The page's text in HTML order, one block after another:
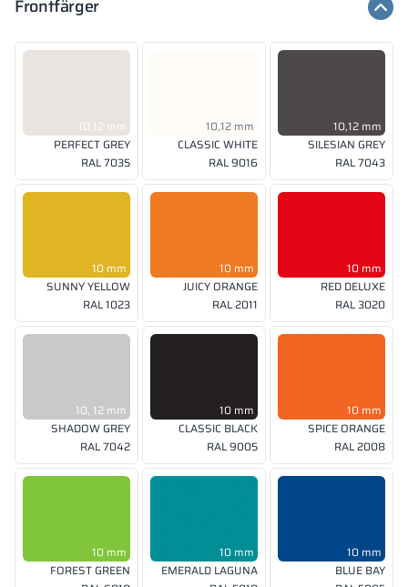
Frontfärger
10,12 mm
PERFECT GREY
RAL 7035
10,12 mm
CLASSIC WHITE
RAL 9016
10,12 mm
SILESIAN GREY
RAL 7043
10 mm
SUNNY YELLOW
RAL 1023
10 mm
JUICY ORANGE
RAL 2011
10 mm
RED DELUXE
RAL 3020
10, 12 mm
SHADOW GREY
RAL 7042
10 mm
CLASSIC BLACK
RAL 9005
10 mm
SPICE ORANGE
RAL 2008
10 mm
FOREST GREEN
10 mm
EMERALD LAGUNA
10 mm
BLUE BAY